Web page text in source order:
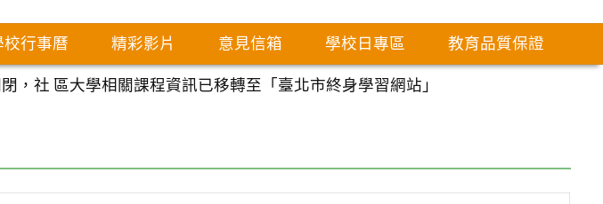
校行事曆 精彩影片 意見信箱 學校日專區 教育品質保證
，社 區大學相關課程資訊已移轉至「臺北市終身學習網站」